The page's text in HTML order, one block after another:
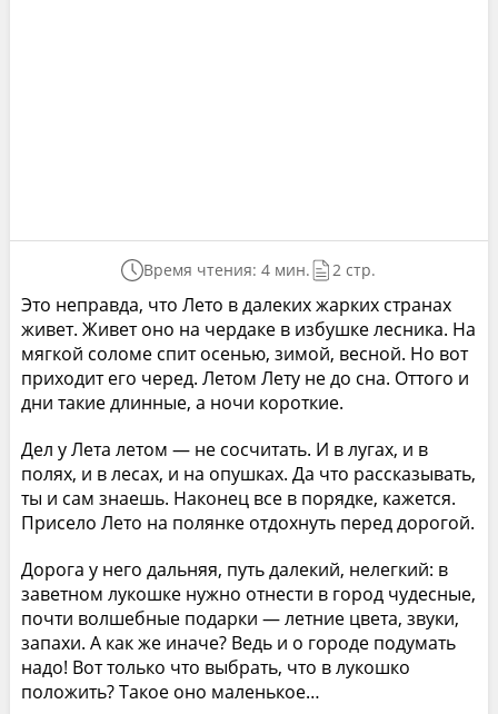
Время чтения: 4 мин. 2 стр.
Это неправда, что Лето в далеких жарких странах
живет. Живет оно на чердаке в избушке лесника. На
мягкой соломе спит осенью, зимой, весной. Но вот
приходит его черед. Летом Лету не до сна. Оттого и
дни такие длинные, а ночи короткие.
Дел у Лета летом — не сосчитать. И в лугах, и в
полях, и в лесах, и на опушках. Да что рассказывать,
ты и сам знаешь. Наконец все в порядке, кажется.
Присело Лето на полянке отдохнуть перед дорогой.
Дорога у него дальняя, путь далекий, нелегкий: в
заветном лукошке нужно отнести в город чудесные,
почти волшебные подарки — летние цвета, звуки,
запахи. А как же иначе? Ведь и о городе подумать
надо! Вот только что выбрать, что в лукошко
положить? Такое оно маленькое…